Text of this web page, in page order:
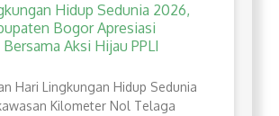
Hidup Sedunia 2026,
Bogor Apresiasi
Bersama Aksi Hijau PPLI
Hari Lingkungan Hidup Sedunia
Kilometer Nol Telaga